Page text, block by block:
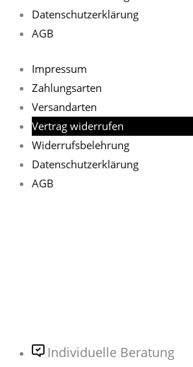
Datenschutzerklärung
AGB
Impressum
Zahlungsarten
Versandarten
Vertrag widerrufen
Widerrufsbelehrung
Datenschutzerklärung
AGB
Individuelle Beratung